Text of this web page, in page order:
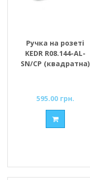
Ручка на розеті
KEDR R08.144-AL-
SN/CP (квадратна)
595.00 грн.